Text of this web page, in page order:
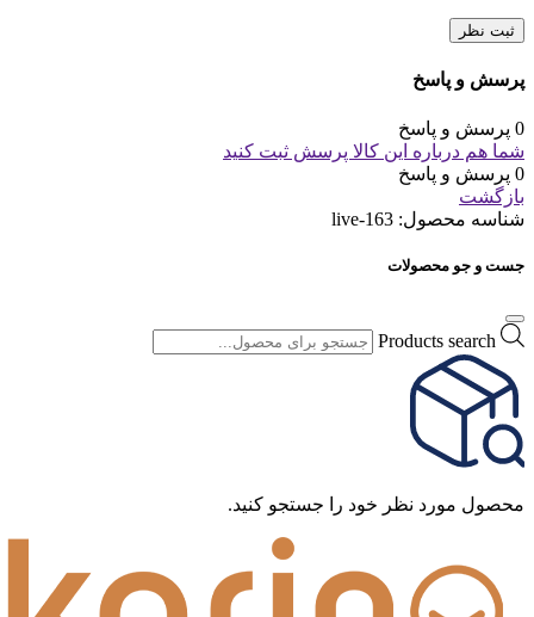
ثبت نظر
پرسش و پاسخ
0 پرسش و پاسخ
شما هم درباره این کالا پرسش ثبت کنید
0 پرسش و پاسخ
بازگشت
شناسه محصول: live-163
جست و جو محصولات
Products search
محصول مورد نظر خود را جستجو کنید.